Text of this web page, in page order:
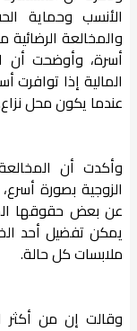
الأنسب وحماية
والمخالعة الرضائية
أسرة، وأوضحت أن
المالية إذا توافرت
عندما يكون محل
وأكدت أن
الزوجية بصورة
عن بعض حقوقها
يمكن تفضيل أحد
ملابسات كل حالة.
وقالت إن من أكثر